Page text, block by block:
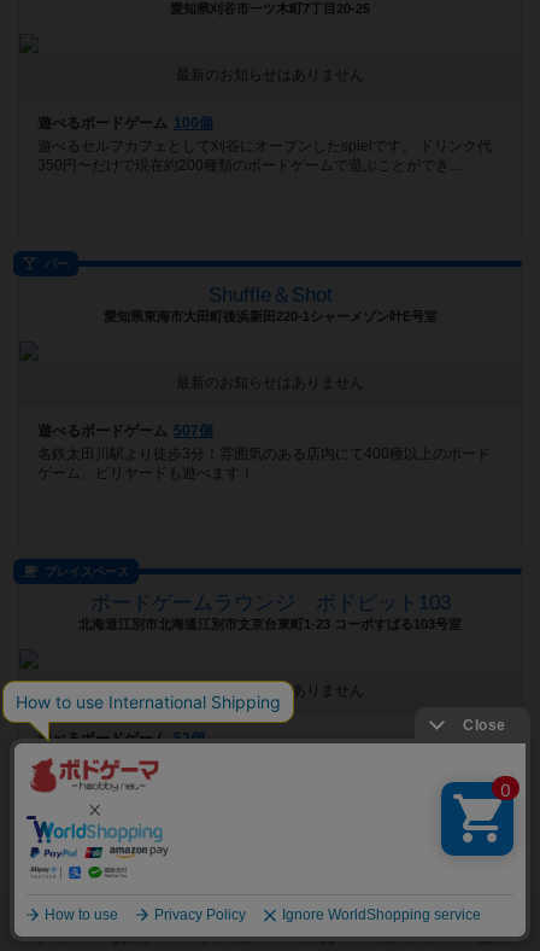
愛知県刈谷市一ツ木町7丁目20-25
最新のお知らせはありません
遊べるボードゲーム 100個
遊べるセルフカフェとして刈谷にオープンしたspielです。 ドリンク代
350円〜だけで現在約200種類のボードゲームで遊ぶことができ...
バー
Shuffle＆Shot
愛知県東海市大田町後浜新田220-1シャーメゾン叶E号室
最新のお知らせはありません
遊べるボードゲーム 507個
名鉄太田川駅より徒歩3分！雰囲気のある店内にて400種以上のボード
ゲーム、ビリヤードも遊べます！
プレイスペース
ボードゲームラウンジ ボドピット103
北海道江別市北海道江別市文京台東町1-23 コーポすばる103号室
最新のお知らせはありません
遊べるボードゲーム
52個
江別市大麻の完全貸切制ボードゲームルームです✨ プライベートな空間
で50種類以上のボードゲーム・ダーツ・その他様々なゲームをお楽しみ
ショップ
ボードゲーム catnap【ウォーハンマー・シタデルカラー取扱店】